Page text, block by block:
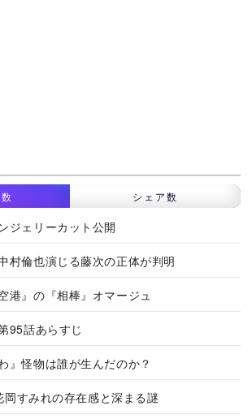
シェア数
ジェリーカット公開
村倫也演じる藤次の正体が判明
港』の『相棒』オマージュ
95話あらすじ
』怪物は誰が生んだのか？
岡すみれの存在感と深まる謎